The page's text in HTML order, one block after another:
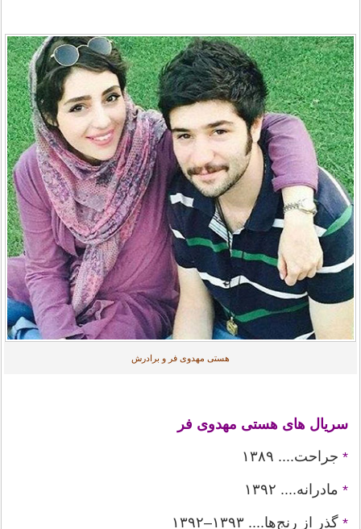
هستی مهدوی فر و برادرش
سریال های هستی مهدوی فر
* جراحت.... ۱۳۸۹
* مادرانه.... ۱۳۹۲
* گذر از رنج‌ها.... ۱۳۹۳–۱۳۹۲